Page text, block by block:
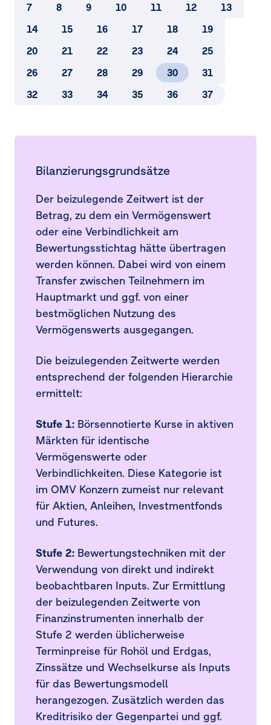
und Verbindlichkeiten
Sonstige betriebliche Erträge und Ergebnis aus at-
Explorationsaufwendungen
Sonstige betriebliche Aufwendungen
Personalaufwendungen und durchschnittliche
Arbeitnehmer
Finanzerfolg
Steuern vom Einkommen und Ertrag
Ergebnis je Aktie
Immaterielle Vermögenswerte
Sachanlagen
At-equity bewertete Beteiligungen
Vorräte
Finanzielle Vermögenswerte
Sonstige Vermögenswerte
Eigenkapital der Anteilseigner des
Mutterunternehmens
Rückstellungen für Pensionen und ähnliche
Verpflichtungen
Rückstellungen für Rekultivierungs­verpflichtungen
und sonstige Rückstellungen
Verbindlichkeiten
Konzern-Cashflow-Rechnung
Eventualverbindlichkeiten und
Eventualforderungen
7
8 9 10 11 12
13
14
15 16 17 18
19
20
21 22 23 24
25
26
27 28 29 30
31
32
33 34 35 36 37
Bilanzierungsgrundsätze
Der beizulegende Zeitwert ist der
Betrag, zu dem ein Vermögenswert
oder eine Verbindlichkeit am
Bewertungsstichtag hätte übertragen
werden können. Dabei wird von einem
Transfer zwischen Teilnehmern im
Hauptmarkt und ggf. von einer
bestmöglichen Nutzung des
Vermögenswerts ausgegangen.
Die beizulegenden Zeitwerte werden
entsprechend der folgenden Hierarchie
ermittelt:
Stufe 1: Börsennotierte Kurse in aktiven
Märkten für identische
Vermögenswerte oder
Verbindlichkeiten. Diese Kategorie ist
im OMV Konzern zumeist nur relevant
für Aktien, Anleihen, Investmentfonds
und Futures.
Stufe 2: Bewertungstechniken mit der
Verwendung von direkt und indirekt
beobachtbaren Inputs. Zur Ermittlung
der beizulegenden Zeitwerte von
Finanzinstrumenten innerhalb der
Stufe 2 werden üblicherweise
Terminpreise für Rohöl und Erdgas,
Zinssätze und Wechselkurse als Inputs
für das Bewertungsmodell
herangezogen. Zusätzlich werden das
Kreditrisiko der Gegenpartei und ggf.